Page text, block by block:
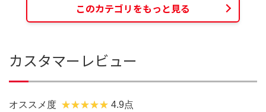
このカテゴリをもっと見る
カスタマーレビュー
オススメ度 4.9点